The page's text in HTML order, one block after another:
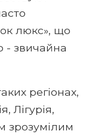
люкс», що
- звичайна
регіонах,
Лігурія,
зрозумілим